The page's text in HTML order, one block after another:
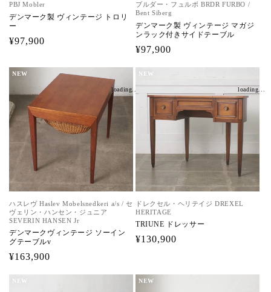
PBJ Mobler
デンマーク製 ヴィンテージ トロリ
ー
通
価
¥97,900
ブルダー・フュルボ BRDR FURBO /
Bent Siberg
デンマーク製 ヴィンテージ マガジ
ンラック付きサイドテーブル
通
価
格
¥97,900
NEW
ハスレヴ Haslev Mobelsnedkeri a/s / セ
ヴェリン・ハンセン・ジュニア
SEVERIN HANSEN Jr
デンマークヴィンテージ ソーイン
グテーブルv
通
価
¥163,900
loading...
NEW
ドレクセル・ヘリテイジ DREXEL
HERITAGE
TRIUNE ドレッサー
通
格
¥130,900
loading...
NEW NEW